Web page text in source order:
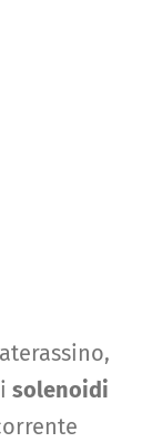
solenoidi